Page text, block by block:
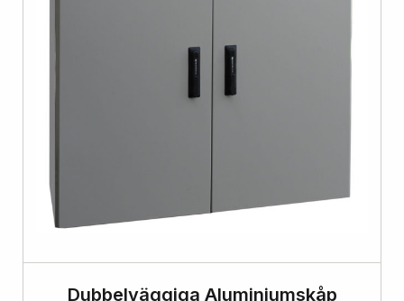
Dubbelväggiga Aluminiumskåp